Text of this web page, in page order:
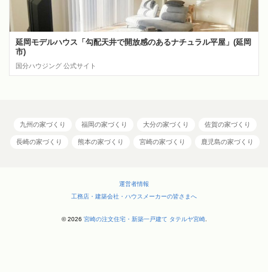
延岡モデルハウス「勾配天井で開放感のあるナチュラル平屋」(延岡
市)
国分ハウジング 公式サイト
九州の家づくり 福岡の家づくり 大分の家づくり 佐賀の家づくり
長崎の家づくり 熊本の家づくり 宮崎の家づくり 鹿児島の家づくり
運営者情報
工務店・建築会社・ハウスメーカーの皆さまへ
© 2026 宮崎の注文住宅・新築一戸建て タテルヤ宮崎.